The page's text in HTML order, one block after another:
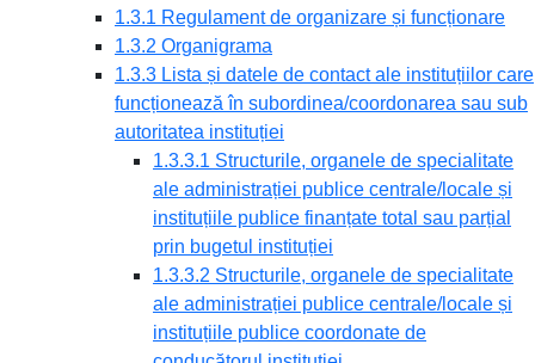
1.3.1 Regulament de organizare și funcționare
1.3.2 Organigrama
1.3.3 Lista și datele de contact ale instituțiilor care
funcționează în subordinea/coordonarea sau sub
autoritatea instituției
1.3.3.1 Structurile, organele de specialitate
ale administrației publice centrale/locale și
instituțiile publice finanțate total sau parțial
prin bugetul instituției
1.3.3.2 Structurile, organele de specialitate
ale administrației publice centrale/locale și
instituțiile publice coordonate de